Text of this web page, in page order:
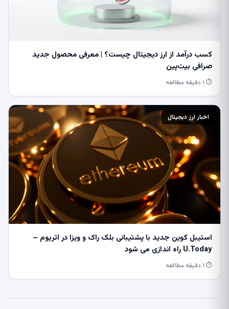
کسب درآمد از ارز دیجیتال چیست؟ | معرفی محصول جدید
صرافی بیت‌پین
⏱ ۱ دقیقه مطالعه
اخبار ارز دیجیتال
استیبل کوین جدید با پشتیبانی بلک راک و ویزا در اتریوم –
U.Today راه اندازی می شود
⏱ ۱ دقیقه مطالعه